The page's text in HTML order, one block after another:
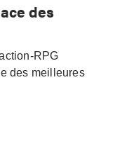
des
RPG
des meilleures